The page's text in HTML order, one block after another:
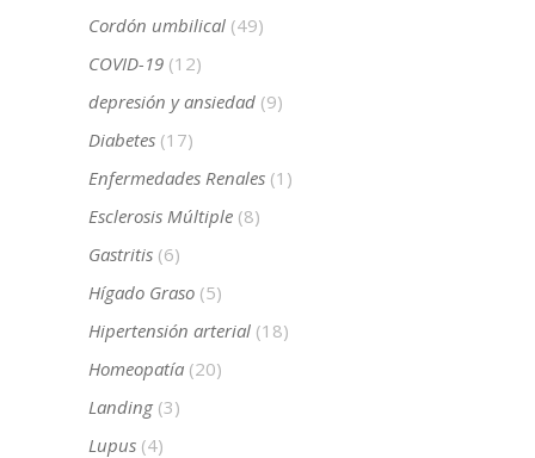
Cordón umbilical (49)
COVID-19 (12)
depresión y ansiedad (9)
Diabetes (17)
Enfermedades Renales (1)
Esclerosis Múltiple (8)
Gastritis (6)
Hígado Graso (5)
Hipertensión arterial (18)
Homeopatía (20)
Landing (3)
Lupus (4)